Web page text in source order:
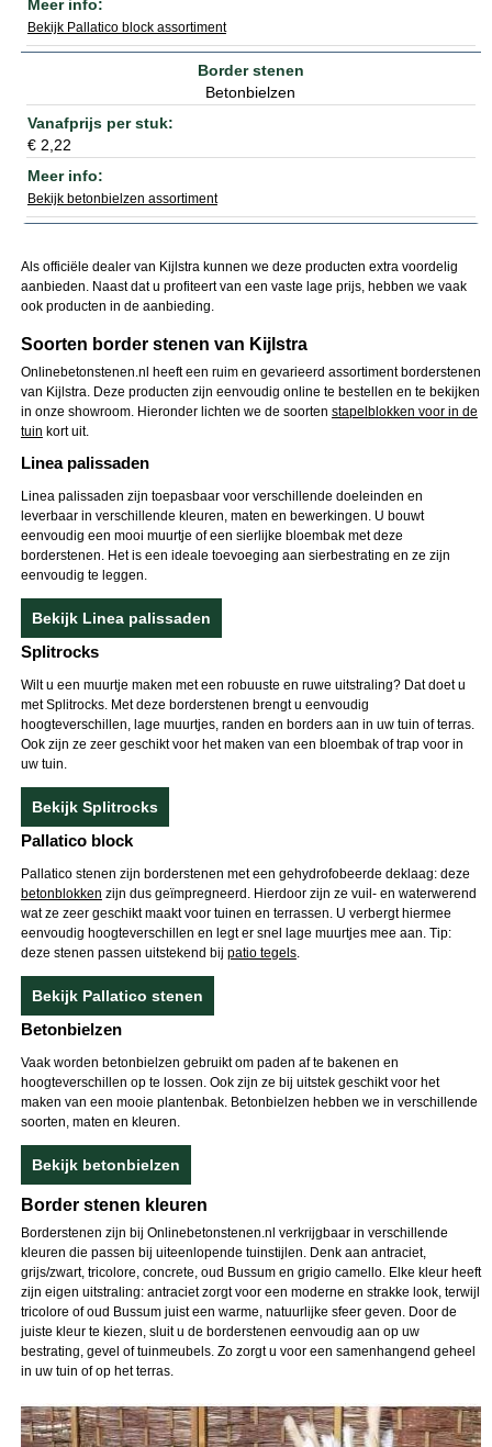
Bekijk Pallatico block assortiment
Betonbielzen
€ 2,22
Bekijk betonbielzen assortiment
Als officiële dealer van Kijlstra kunnen we deze producten extra voordelig
aanbieden. Naast dat u profiteert van een vaste lage prijs, hebben we vaak
ook producten in de aanbieding.
Soorten border stenen van Kijlstra
Onlinebetonstenen.nl heeft een ruim en gevarieerd assortiment borderstenen
van Kijlstra. Deze producten zijn eenvoudig online te bestellen en te bekijken
in onze showroom. Hieronder lichten we de soorten stapelblokken voor in de
tuin kort uit.
Linea palissaden
Linea palissaden zijn toepasbaar voor verschillende doeleinden en
leverbaar in verschillende kleuren, maten en bewerkingen. U bouwt
eenvoudig een mooi muurtje of een sierlijke bloembak met deze
borderstenen. Het is een ideale toevoeging aan sierbestrating en ze zijn
eenvoudig te leggen.
Bekijk Linea palissaden
Splitrocks
Wilt u een muurtje maken met een robuuste en ruwe uitstraling? Dat doet u
met Splitrocks. Met deze borderstenen brengt u eenvoudig
hoogteverschillen, lage muurtjes, randen en borders aan in uw tuin of terras.
Ook zijn ze zeer geschikt voor het maken van een bloembak of trap voor in
uw tuin.
Bekijk Splitrocks
Pallatico block
Pallatico stenen zijn borderstenen met een gehydrofobeerde deklaag: deze
betonblokken zijn dus geïmpregneerd. Hierdoor zijn ze vuil- en waterwerend
wat ze zeer geschikt maakt voor tuinen en terrassen. U verbergt hiermee
eenvoudig hoogteverschillen en legt er snel lage muurtjes mee aan. Tip:
deze stenen passen uitstekend bij patio tegels.
Bekijk Pallatico stenen
Betonbielzen
Vaak worden betonbielzen gebruikt om paden af te bakenen en
hoogteverschillen op te lossen. Ook zijn ze bij uitstek geschikt voor het
maken van een mooie plantenbak. Betonbielzen hebben we in verschillende
soorten, maten en kleuren.
Bekijk betonbielzen
Border stenen kleuren
Borderstenen zijn bij Onlinebetonstenen.nl verkrijgbaar in verschillende
kleuren die passen bij uiteenlopende tuinstijlen. Denk aan antraciet,
grijs/zwart, tricolore, concrete, oud Bussum en grigio camello. Elke kleur heeft
zijn eigen uitstraling: antraciet zorgt voor een moderne en strakke look, terwijl
tricolore of oud Bussum juist een warme, natuurlijke sfeer geven. Door de
juiste kleur te kiezen, sluit u de borderstenen eenvoudig aan op uw
bestrating, gevel of tuinmeubels. Zo zorgt u voor een samenhangend geheel
in uw tuin of op het terras.